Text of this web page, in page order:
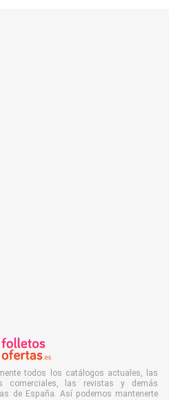
todos los catálogos actuales, las
comerciales, las revistas y demás
de España. Así podemos mantenerte